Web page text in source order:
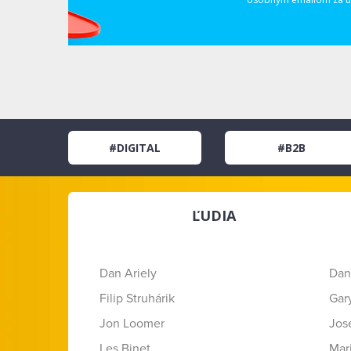
#DIGITAL #B2B
ĽUDIA
Dan Ariely
Filip Struhárik
Jon Loomer